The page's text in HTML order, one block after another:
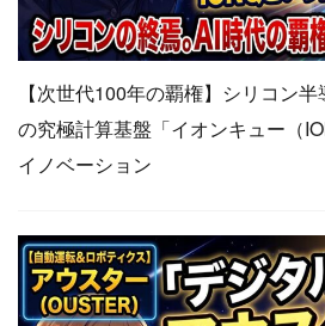
【次世代100年の覇権】シリコン
の究極計算基盤「イオンキュー（
イノベーション